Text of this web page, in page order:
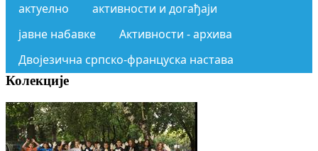
актуелно
активности и догађаји
јавне набавке
Активности - архива
Двојезична српско-француска настава
Колекције